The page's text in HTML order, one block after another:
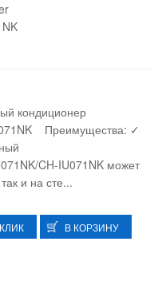
кондиционер
Преимущества: ✓
CH-IU071NK может
и на сте...